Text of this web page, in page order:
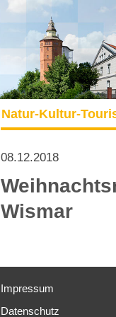
Natur-Kultur-
08.12.2018
Wismar
Impressum
Datenschutz